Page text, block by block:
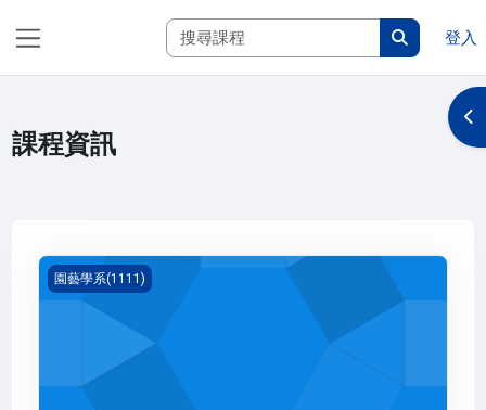
搜尋課程
搜尋課程
登入
課程資訊
開
庭園樹木(1111_B3HC020001A)
園藝學系(1111)